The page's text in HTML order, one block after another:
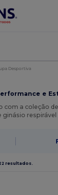
app!
Desportiva
e
com a coleção
ginásio
resultados.